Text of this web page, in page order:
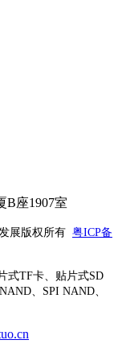
B座1907室
展版权所有 粤ICP备
式TF卡、贴片式SD
、SPI NAND、